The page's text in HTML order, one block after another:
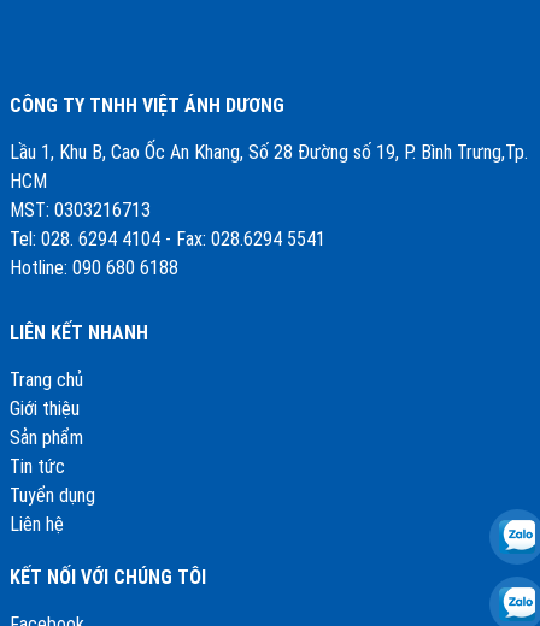
CÔNG TY TNHH VIỆT ÁNH DƯƠNG
Lầu 1, Khu B, Cao Ốc An Khang, Số 28 Đường số 19, P. Bình Trưng,Tp.
HCM
MST: 0303216713
Tel: 028. 6294 4104 - Fax: 028.6294 5541
Hotline: 090 680 6188
LIÊN KẾT NHANH
Trang chủ
Giới thiệu
Sản phẩm
Tin tức
Tuyển dụng
Liên hệ
KẾT NỐI VỚI CHÚNG TÔI